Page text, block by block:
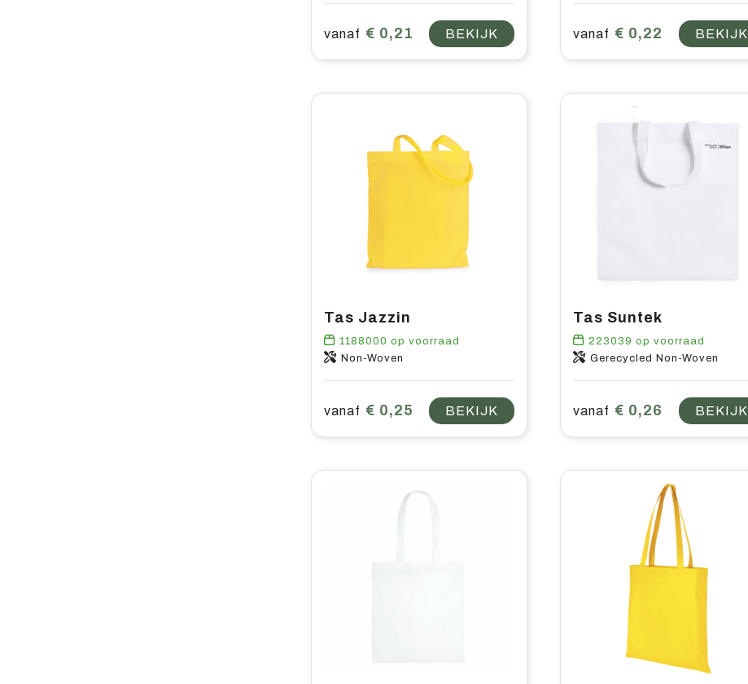
vanaf € 0,21 BEKIJK vanaf € 0,22 BEKIJK
Tas Jazzin
1188000 op voorraad
Non-Woven
vanaf € 0,25 BEKIJK
Tas Suntek
223039 op voorraad
Gerecycled Non-Woven
vanaf € 0,26 BEKIJK